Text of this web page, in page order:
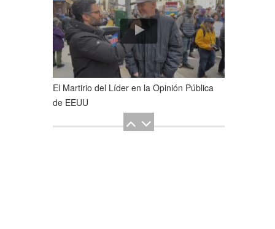
El Martirio del Líder en la Opinión Pública
de EEUU